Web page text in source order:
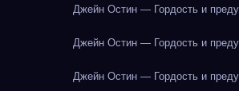
Джейн Остин — Гордость и
Джейн Остин — Гордость и
Джейн Остин — Гордость и